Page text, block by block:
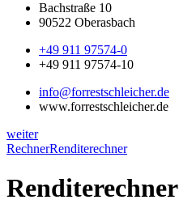
Bachstraße 10
90522 Oberasbach
+49 911 97574-0
+49 911 97574-10
info@forrestschleicher.de
www.forrestschleicher.de
weiter
RechnerRenditerechner
Renditerechner